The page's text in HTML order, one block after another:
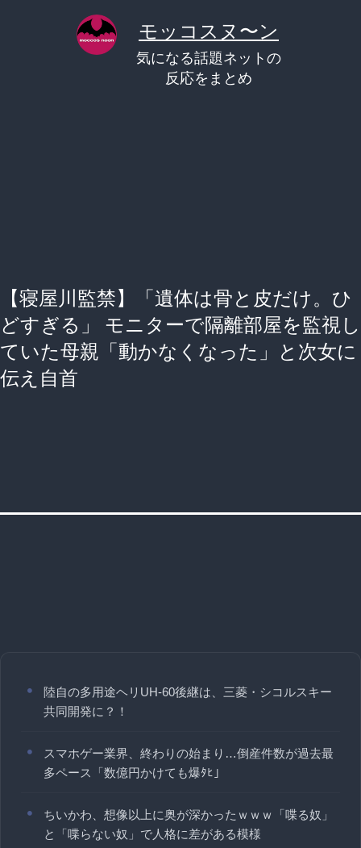
モッコスヌ〜ン
気になる話題ネットの
反応をまとめ
【寝屋川監禁】「遺体は骨と皮だけ。ひ
どすぎる」 モニターで隔離部屋を監視し
ていた母親「動かなくなった」と次女に
伝え自首
陸自の多用途ヘリUH-60後継は、三菱・シコルスキー
共同開発に？！
スマホゲー業界、終わりの始まり…倒産件数が過去最
多ペース「数億円かけても爆ﾀﾋ」
ちいかわ、想像以上に奥が深かったｗｗｗ「喋る奴」
と「喋らない奴」で人格に差がある模様